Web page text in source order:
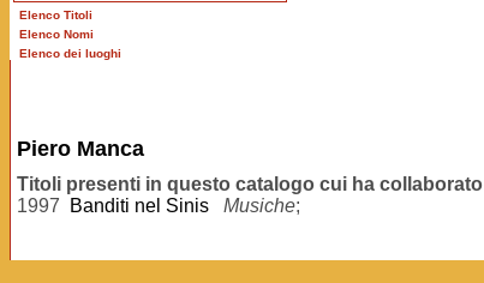
Elenco Titoli
Elenco Nomi
Elenco dei luoghi
Piero Manca
Titoli presenti in questo catalogo cui ha collaborato
1997
Banditi nel Sinis Musiche;